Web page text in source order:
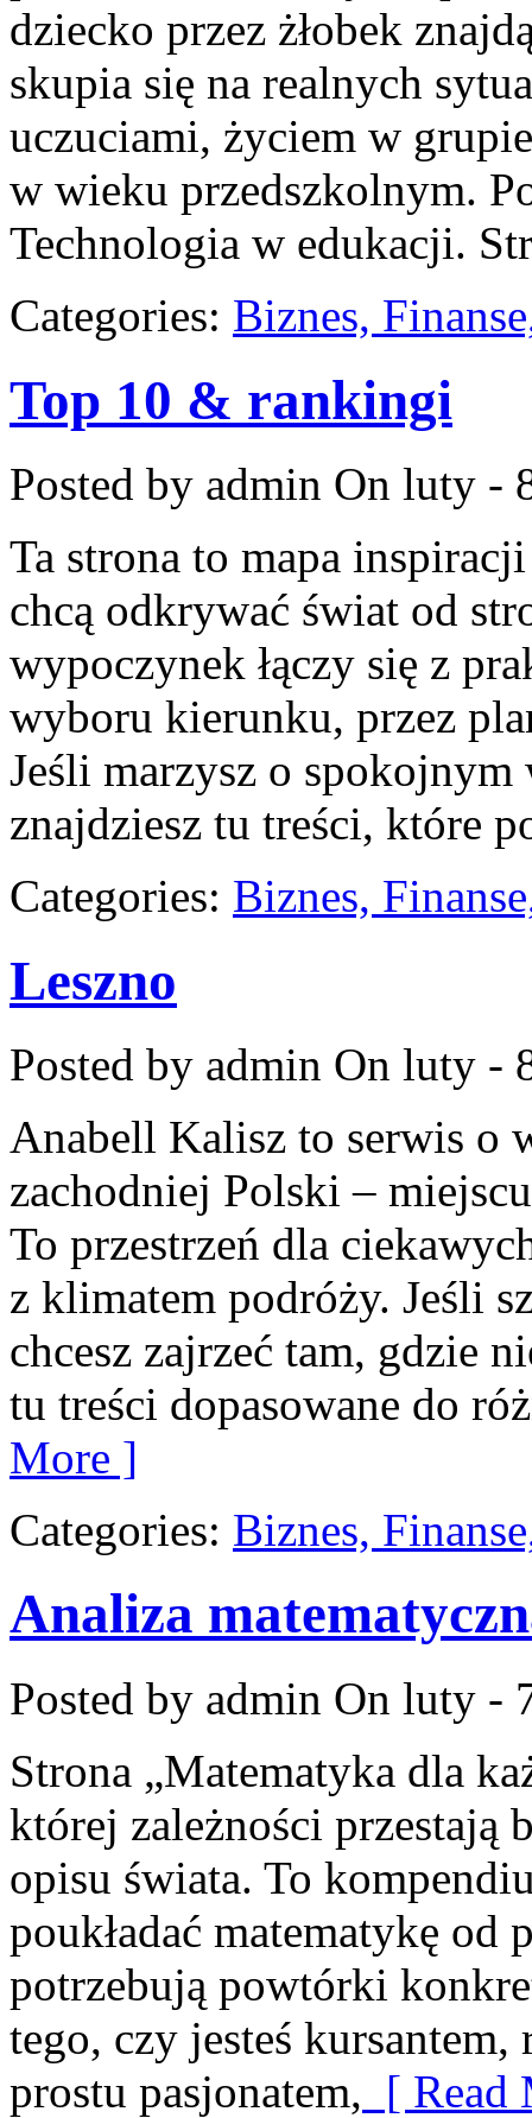
dziecko przez żłobek
skupia się na realnych
uczuciami, życiem w
w wieku przedszkolnym.
Technologia w edukacji.
Categories: Biznes,
Top 10 & rankingi
Posted by admin On luty -
Ta strona to mapa
chcą odkrywać świat od
wypoczynek łączy się z
wyboru kierunku, przez
Jeśli marzysz o spokojnym
znajdziesz tu treści, które
Categories: Biznes,
Leszno
Posted by admin On luty -
Anabell Kalisz to serwis o
zachodniej Polski –
To przestrzeń dla
z klimatem podróży. Jeśli
chcesz zajrzeć tam, gdzie
tu treści dopasowane do
More ]
Categories: Biznes,
Analiza
Posted by admin On luty -
Strona „Matematyka dla
której zależności przestają
opisu świata. To
poukładać matematykę od
potrzebują powtórki
tego, czy jesteś
prostu pasjonatem, [ Read